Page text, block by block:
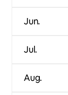
Jun.
Jul.
Aug.